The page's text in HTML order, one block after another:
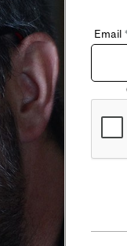
Email